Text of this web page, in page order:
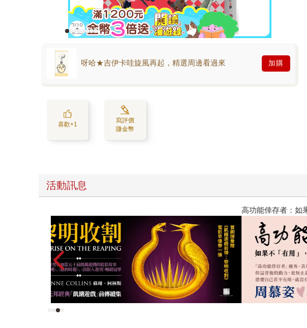
呀哈★吉伊卡哇旋風再起，精選周邊看過來 加購
喜歡+1
寫評價
賺金幣
活動訊息
高功能倖存者：如果不「有用」，我還值得被愛嗎？（限量作者親簽版）